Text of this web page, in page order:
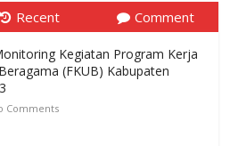
Recent Comment
Kegiatan Program Kerja
(FKUB) Kabupaten
Comments